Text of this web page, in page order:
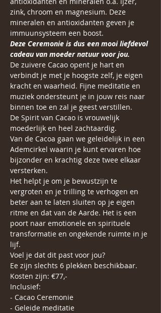
zink, chroom en magnesium. Deze
mineralen en antioxidanten geven je
immuunsysteem een boost.
Deze Ceremonie is dus een mooi liefdevol
cadeau van moeder natuur voor jou.
De zuivere Cacao opent je hart en
verbindt je met je hoogste zelf, je eigen
kracht en waarheid. Fijne meditatie en
muziek ondersteunt je in jouw reis naar
binnen toe en zal je geest verstillen.
De Spirit van Cacao is vrouwelijk
moederlijk en heel zachtaardig.
Van de Cacoa gaan we geleidelijk in een
Ademcirkel waarin je kunt ervaren hoe
bijzonder en krachtig deze twee elkaar
versterken.
Het helpt je om je bewustzijn te
vergroten en je trilling te verhogen en
beter aan te laten sluiten op je eigen
ritme en dat van de Aarde. Het is een
poort naar emotionele en spirituele
transformatie en ongekende ruimte in je
lijf.
Voel je dat dit past voor jou?
Ee zijn slechts 6 plekken beschikbaar.
Kosten zijn: €77,-
Inclusief:
- Cacao Ceremonie
- Geleide meditatie